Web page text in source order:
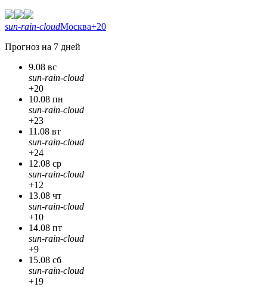
sun-rain-cloudМосква+20
Прогноз на 7 дней
9.08 вс
sun-rain-cloud
+20
10.08 пн
sun-rain-cloud
+23
11.08 вт
sun-rain-cloud
+24
12.08 ср
sun-rain-cloud
+12
13.08 чт
sun-rain-cloud
+10
14.08 пт
sun-rain-cloud
+9
15.08 сб
sun-rain-cloud
+19